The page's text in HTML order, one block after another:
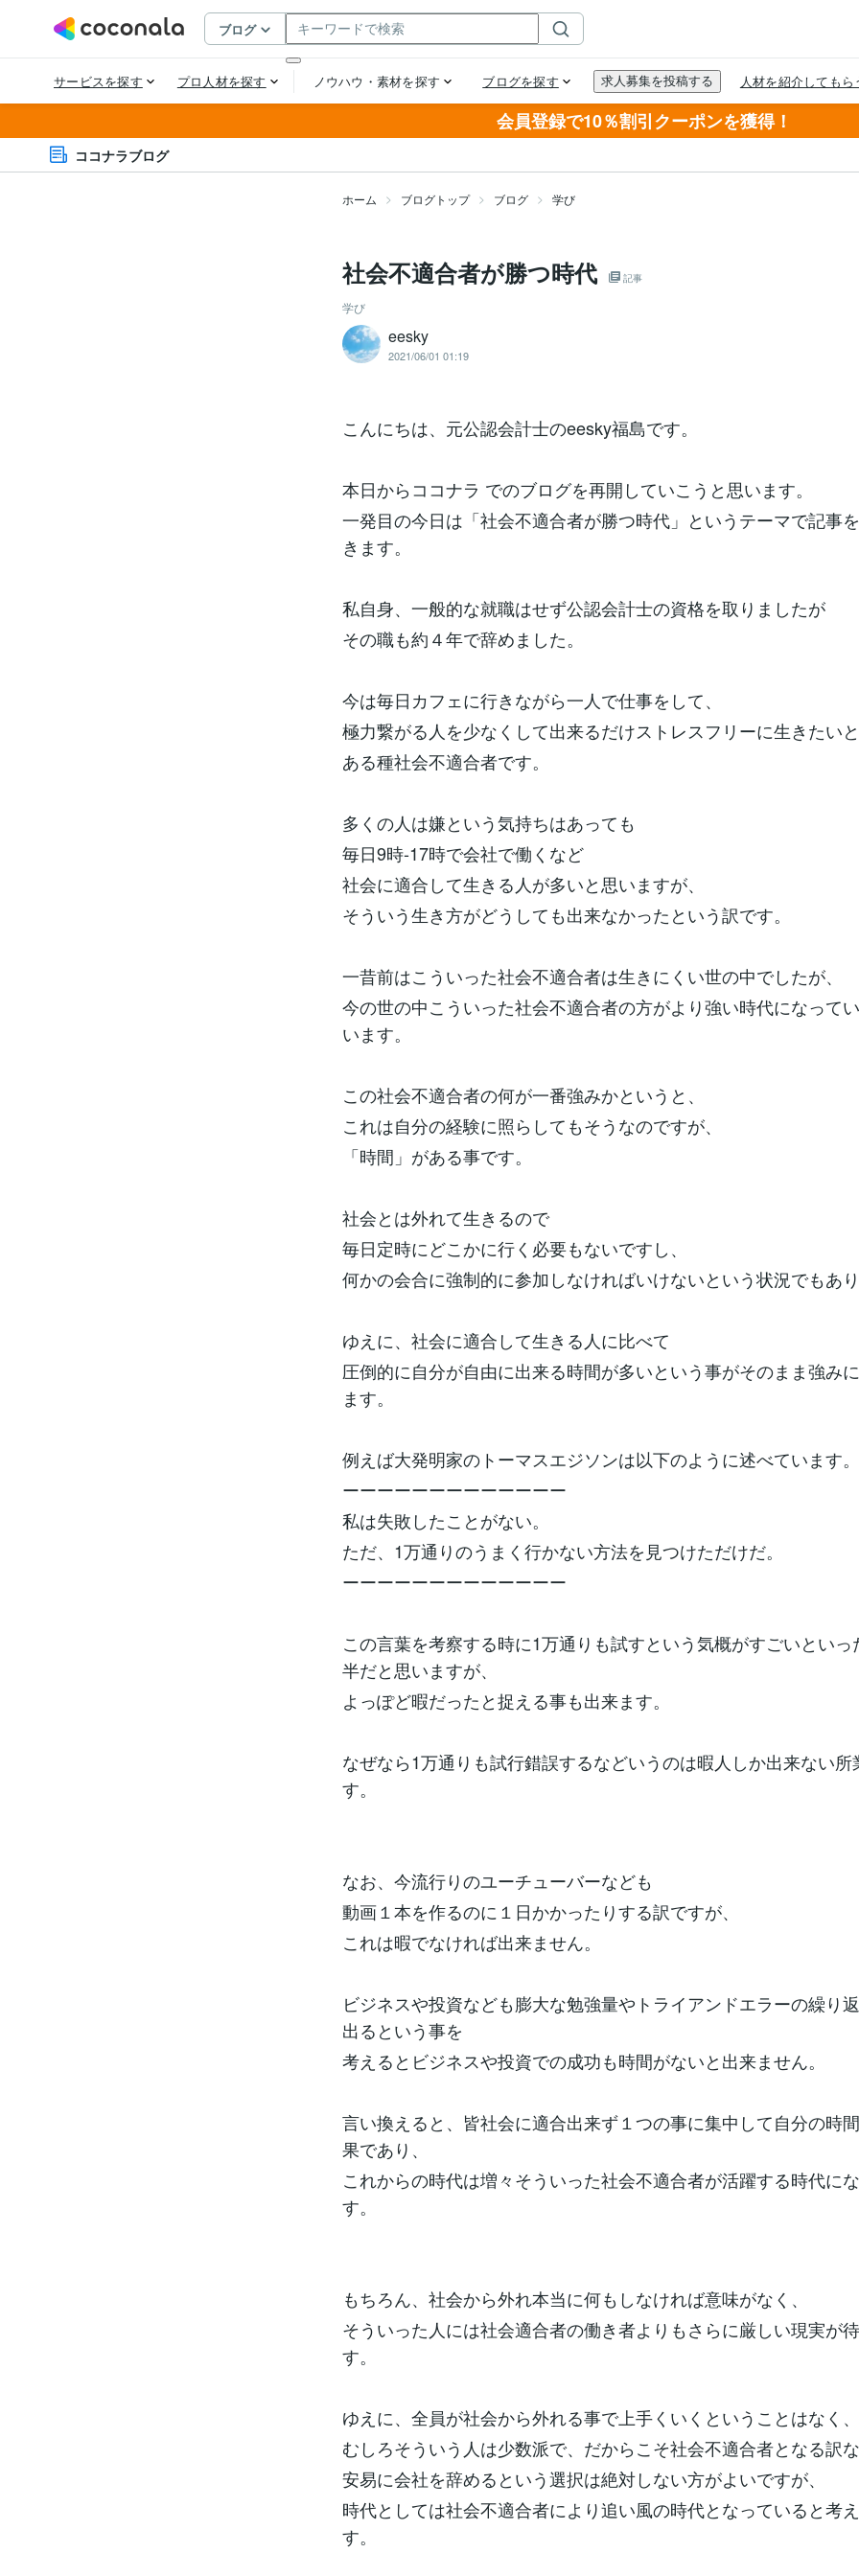
会員登録で10％割引クーポンを獲得！
ココナラブログ
ホーム ブログトップ ブログ 学び
社会不適合者が勝つ時代 記事
学び
eesky
2021/06/01 01:19
こんにちは、元公認会計士のeesky福島です。
本日からココナラ でのブログを再開していこうと思います。
一発目の今日は「社会不適合者が勝つ時代」というテーマで記事
きます。
私自身、一般的な就職はせず公認会計士の資格を取りましたが
その職も約４年で辞めました。
今は毎日カフェに行きながら一人で仕事をして、
極力繋がる人を少なくして出来るだけストレスフリーに生きたい
ある種社会不適合者です。
多くの人は嫌という気持ちはあっても
毎日9時-17時で会社で働くなど
社会に適合して生きる人が多いと思いますが、
そういう生き方がどうしても出来なかったという訳です。
一昔前はこういった社会不適合者は生きにくい世の中でしたが、
今の世の中こういった社会不適合者の方がより強い時代になって
います。
この社会不適合者の何が一番強みかというと、
これは自分の経験に照らしてもそうなのですが、
「時間」がある事です。
社会とは外れて生きるので
毎日定時にどこかに行く必要もないですし、
何かの会合に強制的に参加しなければいけないという状況でもあり
ゆえに、社会に適合して生きる人に比べて
圧倒的に自分が自由に出来る時間が多いという事がそのまま強み
ます。
例えば大発明家のトーマスエジソンは以下のように述べています。
ーーーーーーーーーーーーー
私は失敗したことがない。
ただ、1万通りのうまく行かない方法を見つけただけだ。
ーーーーーーーーーーーーー
この言葉を考察する時に1万通りも試すという気概がすごいといっ
半だと思いますが、
よっぽど暇だったと捉える事も出来ます。
なぜなら1万通りも試行錯誤するなどいうのは暇人しか出来ない所
す。
なお、今流行りのユーチューバーなども
動画１本を作るのに１日かかったりする訳ですが、
これは暇でなければ出来ません。
ビジネスや投資なども膨大な勉強量やトライアンドエラーの繰り
出るという事を
考えるとビジネスや投資での成功も時間がないと出来ません。
言い換えると、皆社会に適合出来ず１つの事に集中して自分の時
果であり、
これからの時代は増々そういった社会不適合者が活躍する時代に
す。
もちろん、社会から外れ本当に何もしなければ意味がなく、
そういった人には社会適合者の働き者よりもさらに厳しい現実が
す。
ゆえに、全員が社会から外れる事で上手くいくということはなく、
むしろそういう人は少数派で、だからこそ社会不適合者となる訳な
安易に会社を辞めるという選択は絶対しない方がよいですが、
時代としては社会不適合者により追い風の時代となっていると考
す。